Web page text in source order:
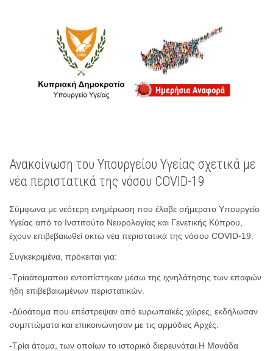
Ανακοίνωση του Υπουργείου Υγείας σχετικά με
νέα περιστατικά της νόσου COVID-19
Σύμφωνα με νεότερη ενημέρωση που έλαβε σήμερατο Υπουργείο
Υγείας από το Ινστιτούτο Νευρολογίας και Γενετικής Κύπρου,
έχουν επιβεβαιωθεί οκτώ νέα περιστατικά της νόσου COVID-19.
Συγκεκριμένα, πρόκειται για:
-Τρίαάτομαπου εντοπίστηκαν μέσω της ιχνηλάτησης των επαφών
ήδη επιβεβαιωμένων περιστατικών.
-Δύοάτομα που επέστρεψαν από ευρωπαϊκές χώρες, εκδήλωσαν
συμπτώματα και επικοινώνησαν με τις αρμόδιες Αρχές.
-Τρία άτομα, των οποίων το ιστορικό διερευνάται.Η Μονάδα